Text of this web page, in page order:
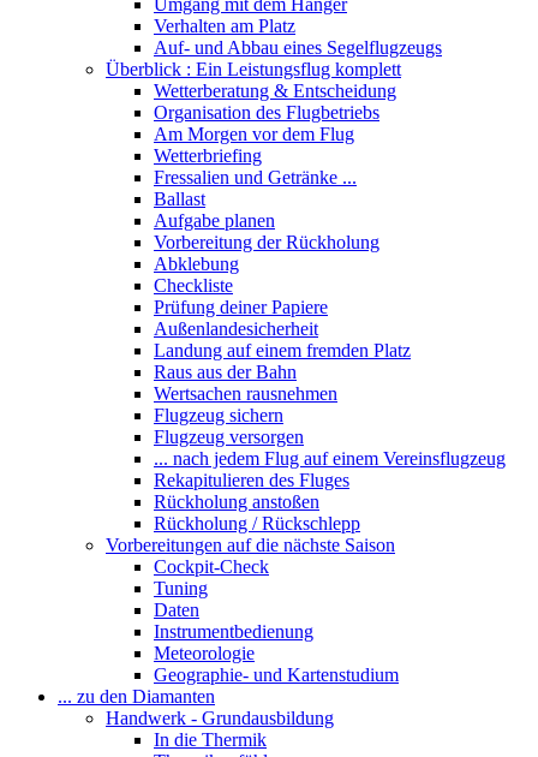
Umgang mit dem Hänger
Verhalten am Platz
Auf- und Abbau eines Segelflugzeugs
Überblick : Ein Leistungsflug komplett
Wetterberatung & Entscheidung
Organisation des Flugbetriebs
Am Morgen vor dem Flug
Wetterbriefing
Fressalien und Getränke ...
Ballast
Aufgabe planen
Vorbereitung der Rückholung
Abklebung
Checkliste
Prüfung deiner Papiere
Außenlandesicherheit
Landung auf einem fremden Platz
Raus aus der Bahn
Wertsachen rausnehmen
Flugzeug sichern
Flugzeug versorgen
... nach jedem Flug auf einem Vereinsflugzeug
Rekapitulieren des Fluges
Rückholung anstoßen
Rückholung / Rückschlepp
Vorbereitungen auf die nächste Saison
Cockpit-Check
Tuning
Daten
Instrumentbedienung
Meteorologie
Geographie- und Kartenstudium
... zu den Diamanten
Handwerk - Grundausbildung
In die Thermik